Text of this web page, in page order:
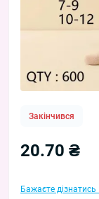
Закінчився
20.70 ₴
Бажаєте дізнатись